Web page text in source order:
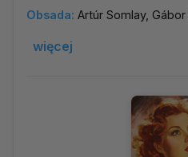
Obsada: Artúr Somlay,
więcej